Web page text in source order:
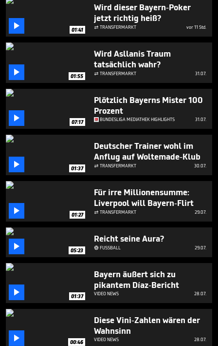
4
16
seconds
 01:41
Wird dieser Bayern-Poker
jetzt richtig heiß?
 TRANSFERMARKT vor 11 Std.
 01:55
Wird Asllanis Traum
tatsächlich wahr?
 TRANSFERMARKT 31.07.
 07:17
Plötzlich Bayerns Mister 100
Prozent
BUNDESLIGA MEDIATHEK HIGHLIGHTS 31.07.
 01:37
Deutscher Trainer wohl im
Anflug auf Woltemade-Klub
 TRANSFERMARKT 30.07.
 01:27
Für irre Millionensumme:
Liverpool will Bayern-Flirt
 TRANSFERMARKT 29.07.
 05:23
Reicht seine Aura?
FUSSBALL 29.07.
 01:37
Bayern äußert sich zu
pikantem Díaz-Bericht
VIDEO NEWS 28.07.
 00:46
Diese Vini-Zahlen wären der
Wahnsinn
VIDEO NEWS 28.07.